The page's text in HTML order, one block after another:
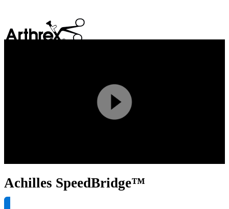
Play
Video
Achilles SpeedBridge™